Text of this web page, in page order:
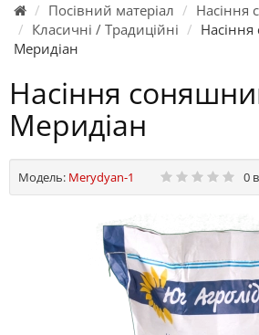
Посівний матеріал
Насіння
Класичні / Традиційні
Меридіан
Насіння
Меридіан
Модель: Merydyan-1 0